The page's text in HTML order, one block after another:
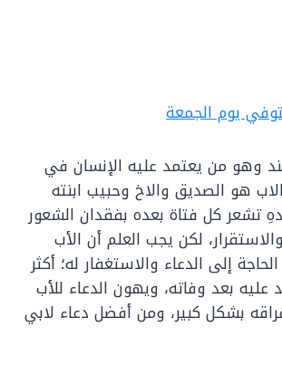
وهو من يعتمد عليه الإنسان في
هو الصديق والاخ وحبيب ابنته
تشعر كل فتاة بعده بفقدان الشعور
لكن يجب العلم أن الأب
إلى الدعاء والاستغفار له؛ أكثر
عليه بعد وفاته، ويهون الدعاء للأب
بشكل كبير، ومن أفضل دعاء لابي